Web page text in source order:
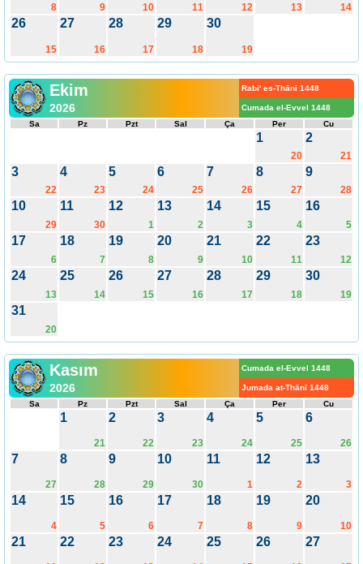
8 9 10 11 12 13 14
26
15
27
16
28
17
29
18
30
19
Ekim
2026
Rabi' es-Thānī 1448
Cumada el-Evvel 1448
Sa
Pz Pzt Sal Ça Per Cu
1
20
2
21
3
22
4
23
5
24
6
25
7
26
8
27
9
28
10
29
11
30
12
1
13
2
14
3
15
4
16
5
17
6
18
7
19
8
20
9
21
10
22
11
23
12
24
13
25
14
26
15
27
16
28
17
29
18
30
19
31
20
Kasım
2026
Cumada el-Evvel 1448
Jumada at-Thānī 1448
Sa
Pz Pzt Sal Ça Per Cu
1
21
2
22
3
23
4
24
5
25
6
26
7
27
8
28
9
29
10
30
11
1
12
2
13
3
14
4
15
5
16
6
17
7
18
8
19
9
20
10
21 22 23 24 25 26 27